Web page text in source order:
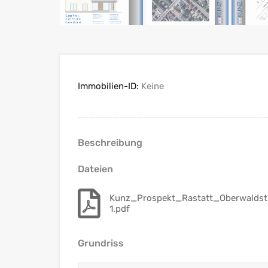
Immobilien-ID: Keine
Beschreibung
Dateien
1.pdf
Grundriss